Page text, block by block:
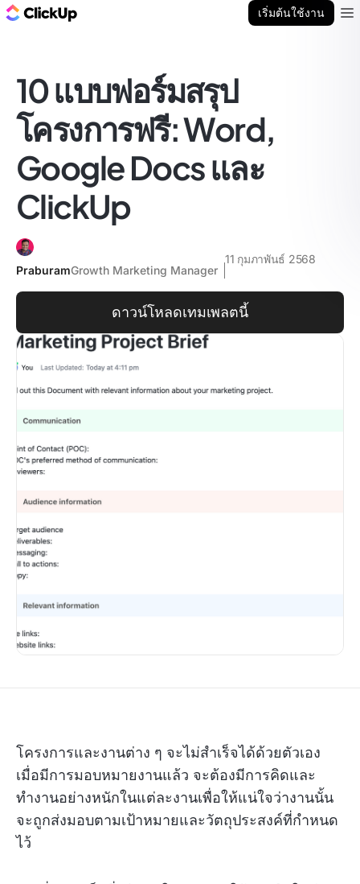
เริ่มต้นใช้งาน
10 แบบฟอร์มสรุป
โครงการฟรี: Word,
Google Docs และ
ClickUp
PraburamGrowth Marketing Manager
11 กุมภาพันธ์ 2568
ดาวน์โหลดเทมเพลตนี้
โครงการและงานต่าง ๆ จะไม่สำเร็จได้ด้วยตัวเอง
เมื่อมีการมอบหมายงานแล้ว จะต้องมีการคิดและ
ทำงานอย่างหนักในแต่ละงานเพื่อให้แน่ใจว่างานนั้น
จะถูกส่งมอบตามเป้าหมายและวัตถุประสงค์ที่กำหนด
ไว้